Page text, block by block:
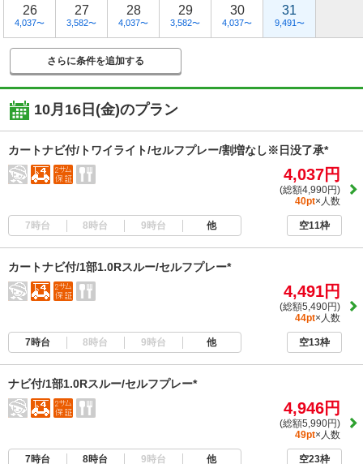
26
4,037〜
27
3,582〜
28
4,037〜
29
3,582〜
30
4,037〜
31
9,491〜
さらに条件を追加する
10月16日(金)のプラン
カートナビ付/トワイライト/セルフプレー/割増なし※日没了承*
4,037円
(総額4,990円)
40pt×人数
7時台 8時台 9時台 他 空11枠
カートナビ付/1部1.0Rスルー/セルフプレー*
4,491円
(総額5,490円)
44pt×人数
7時台 8時台 9時台 他 空13枠
ナビ付/1部1.0Rスルー/セルフプレー*
4,946円
(総額5,990円)
49pt×人数
7時台 8時台 9時台 他 空23枠